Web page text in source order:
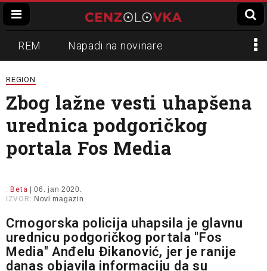
REM Napadi na novinare
Zvučni top
Propaganda Lokalni mediji
Informer Slavko Ćuruvija
REGION
Zbog lažne vesti uhapšena
urednica podgoričkog
portala Fos Media
: Beta | 06. jan 2020.
IZVOR: Novi magazin
Crnogorska policija uhapsila je glavnu
urednicu podgoričkog portala "Fos
Media" Anđelu Đikanović, jer je ranije
danas objavila informaciju da su